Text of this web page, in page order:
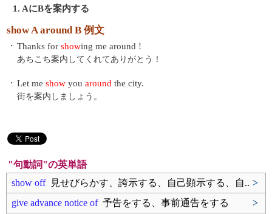
1. AにBを案内する
show A around B 例文
・ Thanks for showing me around !
あちこち案内してくれてありがとう！
・ Let me show you around the city.
街を案内しましょう。
"句動詞"の英単語
show off見せびらかす、誇示する、自己顕示する、自.. >
give advance notice of予告をする、事前通告をする
>